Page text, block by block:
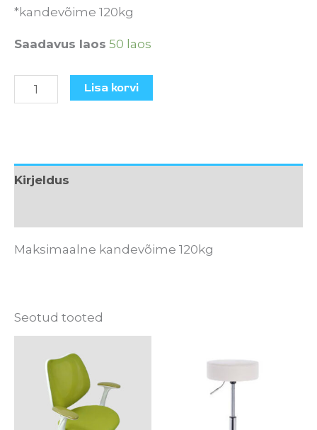
*kandevõime 120kg
Saadavus laos 50 laos
Lisa korvi
Kirjeldus
Maksimaalne kandevõime 120kg
Seotud tooted